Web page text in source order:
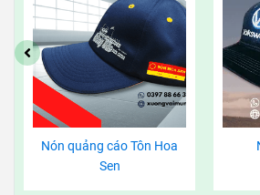
Nón quảng cáo Tôn Hoa
Sen